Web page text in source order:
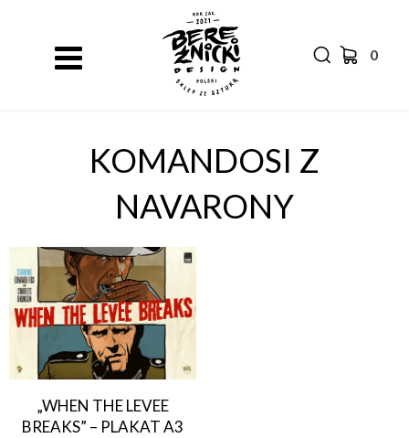
0
KOMANDOSI Z
NAVARONY
„WHEN THE LEVEE
BREAKS” – PLAKAT A3